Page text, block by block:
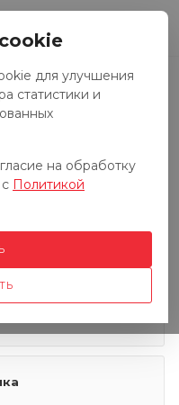
автомобилям
для улучшения
статистики и
на обработку
Политикой